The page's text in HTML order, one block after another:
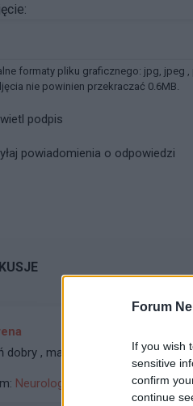
Forum
If you wish
sensitive
confirm
continue
formaty pliku graficznego: jpg, jpeg ,
nie powinien przekraczać 0.6MB.
podpis
powiadomienia o odpowiedzi
dobry , mam 57 lat i szukam
Neurologia - forum dla rodziny i